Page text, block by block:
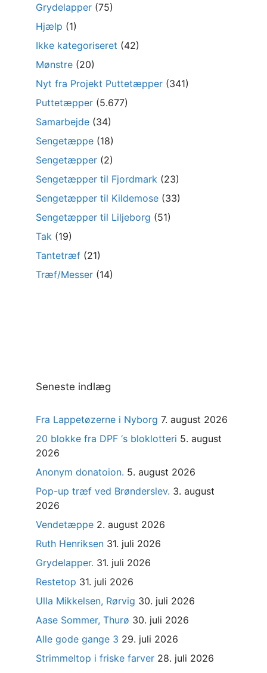
Grydelapper (75)
Hjælp (1)
Ikke kategoriseret (42)
Mønstre (20)
Nyt fra Projekt Puttetæpper (341)
Puttetæpper (5.677)
Samarbejde (34)
Sengetæppe (18)
Sengetæpper (2)
Sengetæpper til Fjordmark (23)
Sengetæpper til Kildemose (33)
Sengetæpper til Liljeborg (51)
Tak (19)
Tantetræf (21)
Træf/Messer (14)
Seneste indlæg
Fra Lappetøzerne i Nyborg 7. august 2026
20 blokke fra DPF ‘s bloklotteri 5. august
2026
Anonym donatoion. 5. august 2026
Pop-up træf ved Brønderslev. 3. august
2026
Vendetæppe 2. august 2026
Ruth Henriksen 31. juli 2026
Grydelapper. 31. juli 2026
Restetop 31. juli 2026
Ulla Mikkelsen, Rørvig 30. juli 2026
Aase Sommer, Thurø 30. juli 2026
Alle gode gange 3 29. juli 2026
Strimmeltop i friske farver 28. juli 2026